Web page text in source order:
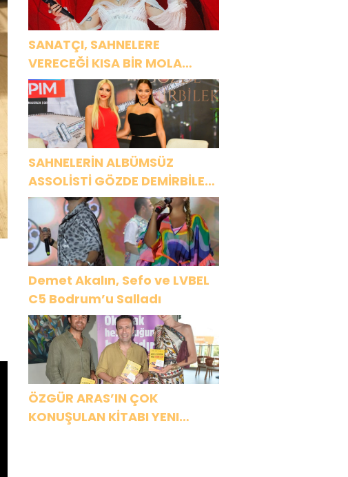
SANATÇI, SAHNELERE
VERECEĞİ KISA BİR MOLA
ÖNCESİ 13 AĞUSTOS’TA SON
KEZ HARBİYE’DE OLACAK!
SAHNELERİN ALBÜMSÜZ
ASSOLİSTİ GÖZDE DEMİRBİLEK,
NR1 MAGAZİN’DE: “SON
ASSOLİST OLARAK VAR
OLACAĞIM!”
Demet Akalın, Sefo ve LVBEL
C5 Bodrum’u Salladı
ÖZGÜR ARAS’IN ÇOK
KONUŞULAN KİTABI YENI